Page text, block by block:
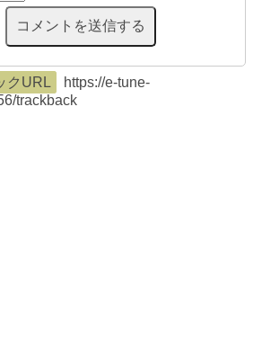
クURL
https://e-tune-
trackback